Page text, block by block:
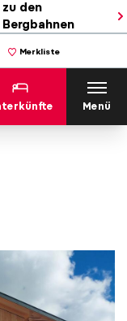
zu den
Bergbahnen
Merkliste
Menü